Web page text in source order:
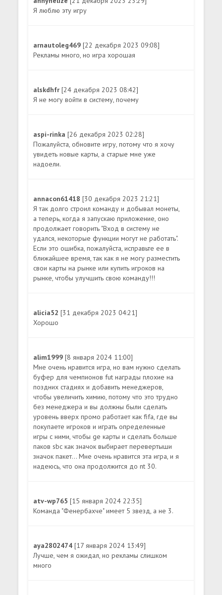
Я люблю эту игру
arnautoleg469[22 декабря 2023 09:08]
Рекламы много, но игра хорошая
alskdhfr[24 декабря 2023 08:42]
Я не могу войти в систему, почему
aspi-rinka[26 декабря 2023 02:28]
Пожалуйста, обновите игру, потому что я хочу
увидеть новые карты, а старые мне уже
надоели.
annacon61418[30 декабря 2023 21:21]
Я так долго строил команду и добывал монеты,
а теперь, когда я запускаю приложение, оно
продолжает говорить "Вход в систему не
удался, некоторые функции могут не работать".
Если это ошибка, пожалуйста, исправьте ее в
ближайшее время, так как я не могу разместить
свои карты на рынке или купить игроков на
рынке, чтобы улучшить свою команду!!!
alicia52[31 декабря 2023 04:21]
Хорошо
alim1999[8 января 2024 11:00]
Мне очень нравится игра, но вам нужно сделать
буфер для чемпионов fut награды плохие на
поздних стадиях и добавить менеджеров,
чтобы увеличить химию, потому что это трудно
без менеджера и вы должны были сделать
уровень вверх промо работает как fifa, где вы
покупаете игроков и играть определенные
игры с ними, чтобы ge карты и сделать больше
паков sbc как значок выбирает перевертыши
значок пакет... Мне очень нравится эта игра, и я
надеюсь, что она продолжится до nt 30.
atv-wp765[15 января 2024 22:35]
Команда "Фенербахче" имеет 5 звезд, а не 3.
aya2802474[17 января 2024 13:49]
Лучше, чем я ожидал, но рекламы слишком
много